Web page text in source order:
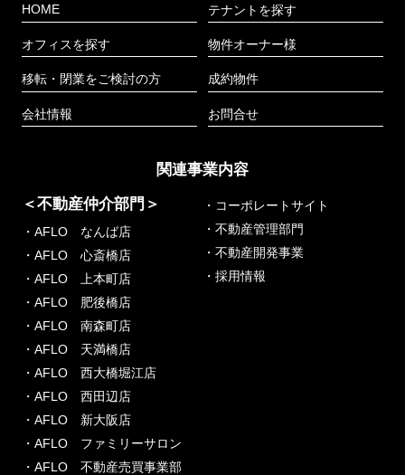
HOME
オフィスを探す
移転・閉業をご検討の方
会社情報
テナントを探す
物件オーナー様
成約物件
お問合せ
関連事業内容
＜不動産仲介部門＞
・AFLO なんば店
・AFLO 心斎橋店
・AFLO 上本町店
・AFLO 肥後橋店
・AFLO 南森町店
・AFLO 天満橋店
・AFLO 西大橋堀江店
・AFLO 西田辺店
・AFLO 新大阪店
・AFLO ファミリーサロン
・AFLO 不動産売買事業部
・コーポレートサイト
・不動産管理部門
・不動産開発事業
・採用情報